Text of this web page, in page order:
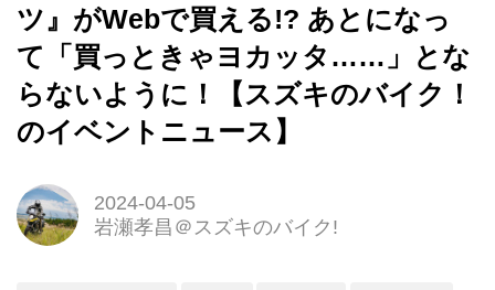
ツ』がWebで買える!? あとになっ
て「買っときゃヨカッタ……」とな
らないように！【スズキのバイク！
のイベントニュース】
2024-04-05
岩瀬孝昌＠スズキのバイク!